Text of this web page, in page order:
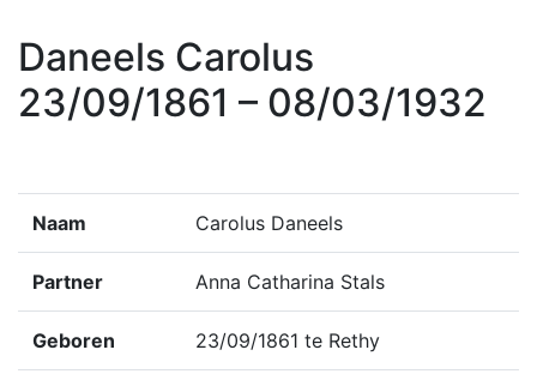
Daneels Carolus
23/09/1861 – 08/03/1932
Naam Carolus Daneels
Partner Anna Catharina Stals
Geboren 23/09/1861 te Rethy